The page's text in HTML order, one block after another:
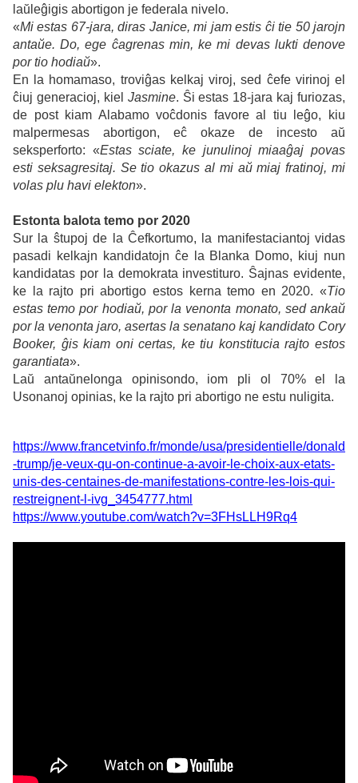
laŭleĝigis abortigon je federala nivelo.
«Mi estas 67-jara, diras Janice, mi jam estis ĉi tie 50 jarojn
antaŭe. Do, ege ĉagrenas min, ke mi devas lukti denove
por tio hodiaŭ».
En la homamaso, troviĝas kelkaj viroj, sed ĉefe virinoj el
ĉiuj generacioj, kiel Jasmine. Ŝi estas 18-jara kaj furiozas,
de post kiam Alabamo voĉdonis favore al tiu leĝo, kiu
malpermesas abortigon, eĉ okaze de incesto aŭ
seksperforto: «Estas sciate, ke junulinoj miaaĝaj povas
esti seksagresitaj. Se tio okazus al mi aŭ miaj fratinoj, mi
volas plu havi elekton».
Estonta balota temo por 2020
Sur la ŝtupoj de la Ĉefkortumo, la manifestaciantoj vidas
pasadi kelkajn kandidatojn ĉe la Blanka Domo, kiuj nun
kandidatas por la demokrata investituro. Ŝajnas evidente,
ke la rajto pri abortigo estos kerna temo en 2020. «Tio
estas temo por hodiaŭ, por la venonta monato, sed ankaŭ
por la venonta jaro, asertas la senatano kaj kandidato Cory
Booker, ĝis kiam oni certas, ke tiu konstitucia rajto estos
garantiata».
Laŭ antaŭnelonga opinisondo, iom pli ol 70% el la
Usonanoj opinias, ke la rajto pri abortigo ne estu nuligita.
https://www.francetvinfo.fr/monde/usa/presidentielle/donald
-trump/je-veux-qu-on-continue-a-avoir-le-choix-aux-etats-
unis-des-centaines-de-manifestations-contre-les-lois-qui-
restreignent-l-ivg_3454777.html
https://www.youtube.com/watch?v=3FHsLLH9Rq4